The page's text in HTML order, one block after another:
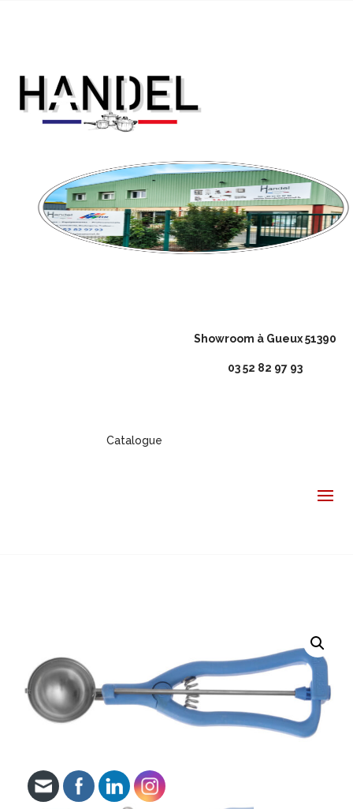
Showroom à Gueux 51390
03 52 82 97 93
Catalogue